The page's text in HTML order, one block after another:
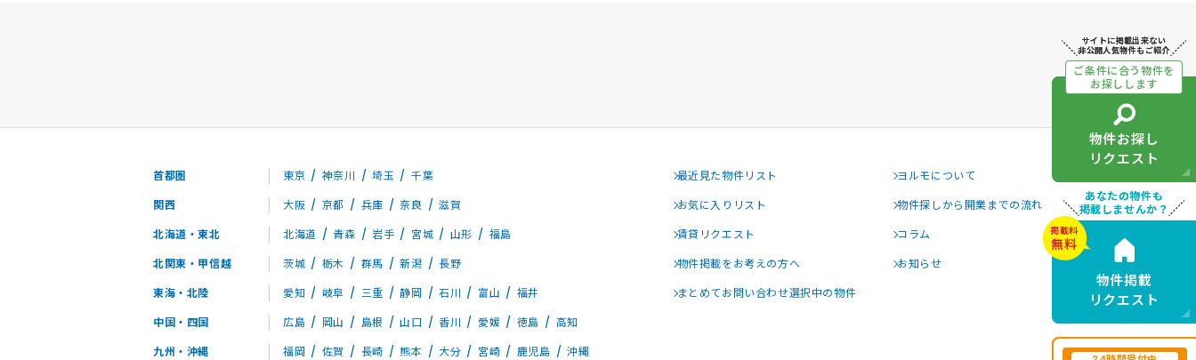
サイトに掲載出来ない
非公開人気物件もご紹介
ご条件に合う物件を
お探しします
物件お探し
リクエスト
あなたの物件も
掲載しませんか？
掲載料
無料
物件掲載
リクエスト
首都圏 東京 神奈川 埼玉
千葉
関西
大阪 京都 兵庫 奈良
滋賀
北海道・東北
北海道 青森 岩手 宮城 山形
福島
北関東・甲信越
茨城 栃木 群馬 新潟
長野
東海・北陸
愛知 岐阜 三重 静岡 石川 富山
福井
中国・四国
広島 岡山 島根 山口 香川 愛媛 徳島
高知
九州・沖縄
福岡 佐賀 長崎 熊本 大分 宮崎 鹿児島 沖縄
最近見た物件リスト
お気に入りリスト
賃貸リクエスト
物件掲載をお考えの方へ
まとめてお問い合わせ選択中の物件
ヨルモについて
物件探しから開業までの流れ
コラム
お知らせ
サイトに掲載出来ない
非公開人気物件もご紹介
ご条件に合う物件を
お探しします
物件お探し
リクエスト
あなたの物件も
掲載しませんか？
掲載料
無料
物件掲載
リクエスト